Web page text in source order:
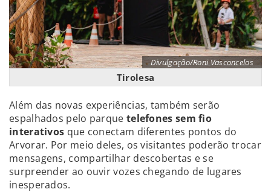
Divulgação/Roni Vasconcelos
Tirolesa
Além das novas experiências, também serão
espalhados pelo parque telefones sem fio
interativos que conectam diferentes pontos do
Arvorar. Por meio deles, os visitantes poderão trocar
mensagens, compartilhar descobertas e se
surpreender ao ouvir vozes chegando de lugares
inesperados.